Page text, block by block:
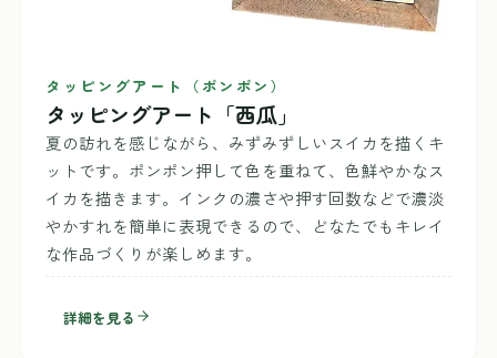
タッピングアート（ポンポン）
タッピングアート「西瓜」
夏の訪れを感じながら、みずみずしいスイカを描くキ
ットです。ポンポン押して色を重ねて、色鮮やかなス
イカを描きます。インクの濃さや押す回数などで濃淡
やかすれを簡単に表現できるので、どなたでもキレイ
な作品づくりが楽しめます。
詳細を見る